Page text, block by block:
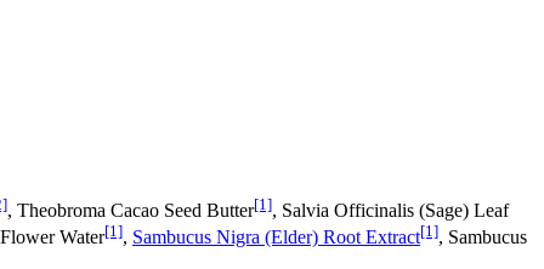
, Theobroma Cacao Seed Butter[1], Salvia Officinalis (Sage) Leaf
Water[1], Sambucus Nigra (Elder) Root Extract[1], Sambucus